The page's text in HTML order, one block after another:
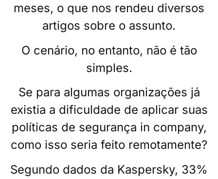
meses, o que nos rendeu diversos
artigos sobre o assunto.
O cenário, no entanto, não é tão
simples.
Se para algumas organizações já
existia a dificuldade de aplicar suas
políticas de segurança in company,
como isso seria feito remotamente?
Segundo dados da Kaspersky, 33%